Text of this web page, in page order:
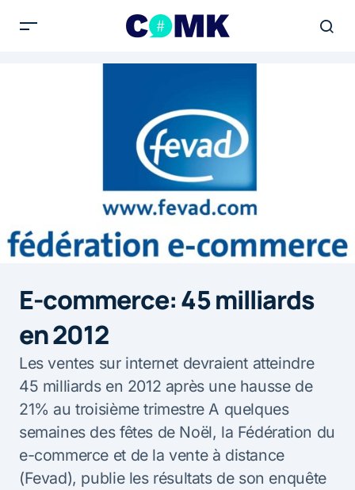
E-commerce: 45 milliards
en 2012
Les ventes sur internet devraient atteindre
45 milliards en 2012 après une hausse de
21% au troisième trimestre A quelques
semaines des fêtes de Noël, la Fédération du
e-commerce et de la vente à distance
(Fevad), publie les résultats de son enquête